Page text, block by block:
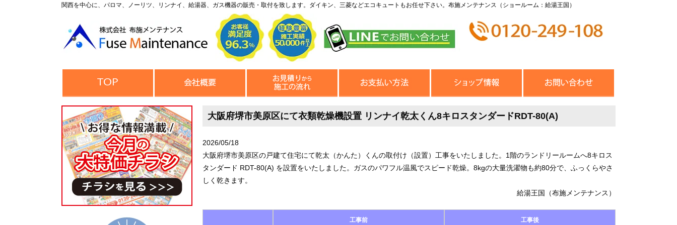
関西を中心に、パロマ、ノーリツ、リンナイ、給湯器、ガス機器の販売・取付を致します。ダイキン、三菱などエコキュートもお任せ下さい。布施メンテナンス（ショールーム：給湯王国）
大阪府堺市美原区にて衣類乾燥機設置 リンナイ乾太くん8キロスタンダードRDT-80(A)
2026/05/18
大阪府堺市美原区の戸建て住宅にて乾太（かんた）くんの取付け（設置）工事をいたしました。1階のランドリールームへ8キロス
タンダード RDT-80(A) を設置をいたしました。ガスのパワフル温風でスピード乾燥。8kgの大量洗濯物も約80分で、ふっくらやさ
しく乾きます。
給湯王国（布施メンテナンス）
工事前 工事後